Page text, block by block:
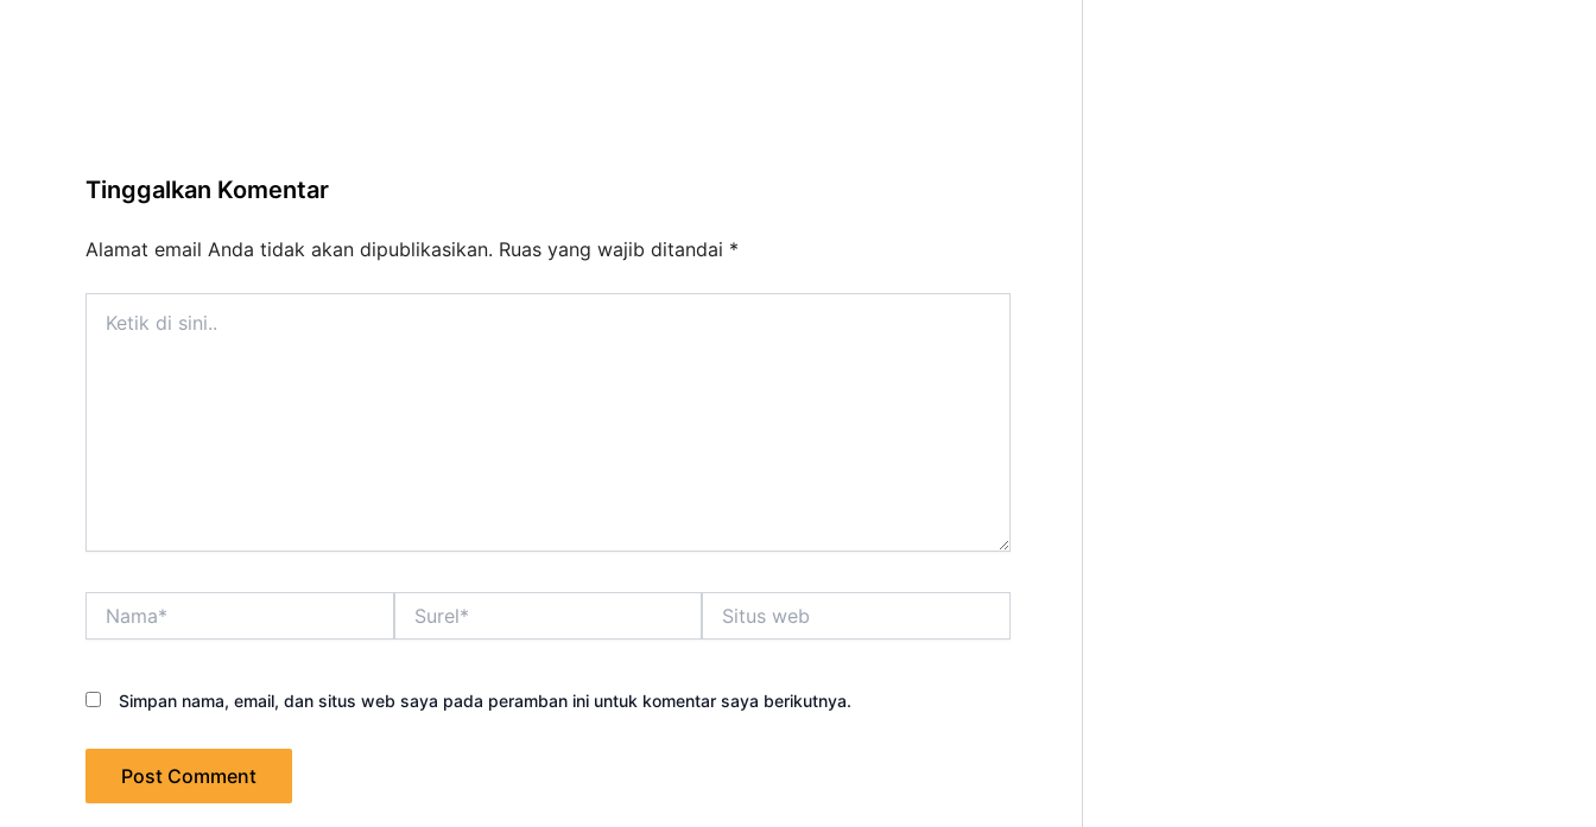
Tinggalkan Komentar
Alamat email Anda tidak akan dipublikasikan. Ruas yang wajib ditandai *
web
Simpan nama, email, dan situs web saya pada peramban ini untuk komentar saya berikutnya.